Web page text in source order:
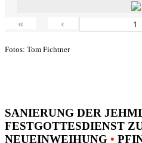
« ‹
Fotos: Tom Fichtner
SANIERUNG DER
FESTGOTTESDIENST
NEUEINWEIHUNG •